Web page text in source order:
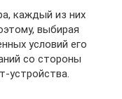
каждый из них
выбирая
условий его
со стороны
устройства.